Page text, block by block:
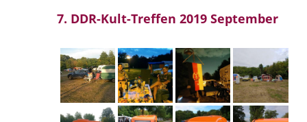
7. DDR-Kult-Treffen 2019 September